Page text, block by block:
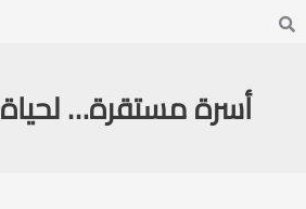
Search
أسرة مستقرة…